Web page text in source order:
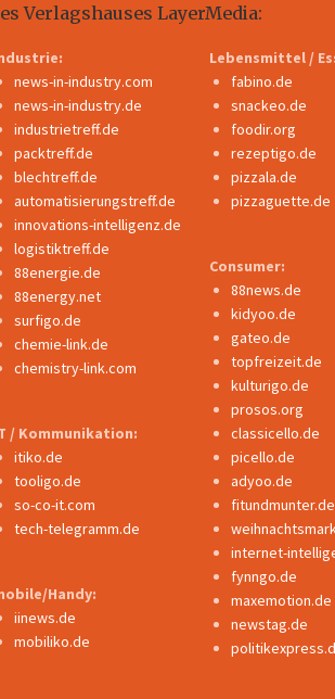
Verlagshauses LayerMedia:
news-in-industry.com
news-in-industry.de
industrietreff.de
packtreff.de
blechtreff.de
automatisierungstreff.de
innovations-intelligenz.de
logistiktreff.de
88energie.de
88energy.net
surfigo.de
chemie-link.de
chemistry-link.com
/ Kommunikation:
itiko.de
tooligo.de
so-co-it.com
tech-telegramm.de
Handy:
iinews.de
mobiliko.de
Lebensmittel /
fabino.de
snackeo.de
foodir.org
rezeptigo.de
pizzala.de
pizzaguette.de
Consumer:
88news.de
kidyoo.de
gateo.de
topfreizeit.de
kulturigo.de
prosos.org
classicello.de
picello.de
adyoo.de
fitundmunter.de
internet-
fynngo.de
maxemotion.de
newstag.de